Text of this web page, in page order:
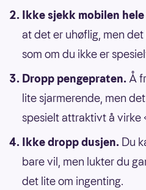
Ikke sjekk mobilen
at det er uhøflig, men
som om du ikke er
Dropp pengepraten.Å
lite sjarmerende, men
spesielt attraktivt å virke
Ikke dropp dusjen. Du
bare vil, men lukter du
det lite om ingenting.